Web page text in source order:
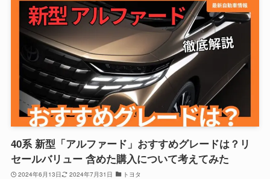
40系 新型「アルファード」おすすめグレードは？リ
セールバリュー 含めた購入について考えてみた
2024年6月13日 2024年7月31日 トヨタ